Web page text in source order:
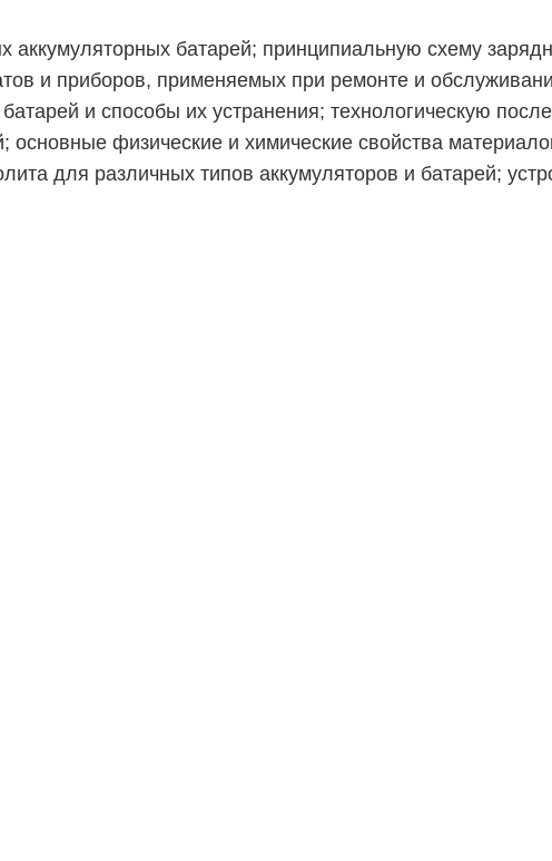
аккумуляторных батарей; принципиальную схему
и приборов, применяемых при ремонте и
и способы их устранения; технологическую
основные физические и химические свойства
для различных типов аккумуляторов и батарей;